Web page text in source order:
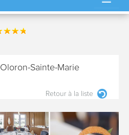
Oloron-Sainte-Marie
Retour à la liste